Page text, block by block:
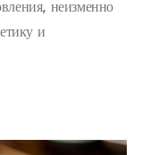
неизменно
и